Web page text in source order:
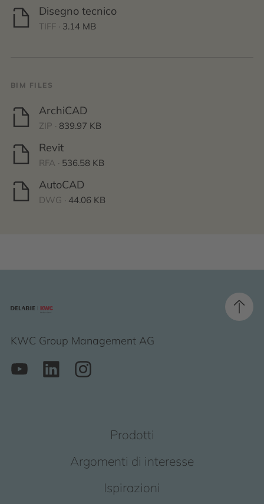
Disegno tecnico
TIFF · 3.14 MB
BIM FILES
ArchiCAD
ZIP · 839.97 KB
Revit
RFA · 536.58 KB
AutoCAD
DWG · 44.06 KB
KWC Group Management AG
Prodotti
Argomenti di interesse
Ispirazioni